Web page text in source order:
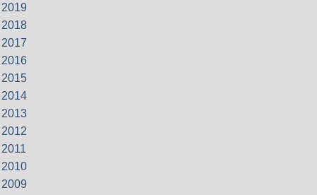
2019
2018
2017
2016
2015
2014
2013
2012
2011
2010
2009